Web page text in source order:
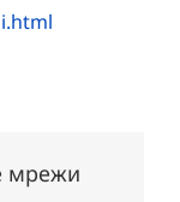
мрежи